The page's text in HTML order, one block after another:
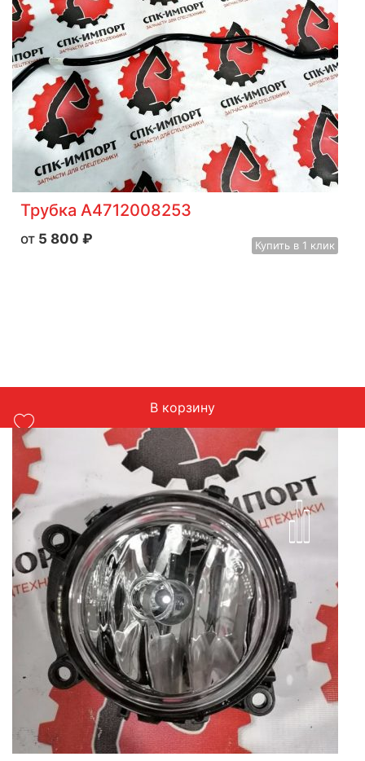
Трубка A4712008253
5 800 ₽ Купить в 1 клик
В корзину